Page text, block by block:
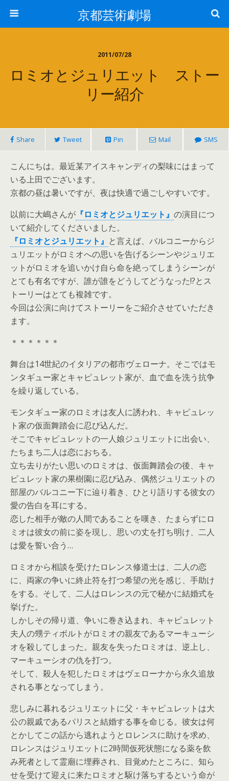
京都芸術劇場
2011/07/28
ロミオとジュリエット ストー
リー紹介
Share Tweet Pin Mail SMS
こんにちは。最近某アイスキャンディの梨味にはまって
いる上田でございます。
京都の昼は暑いですが、夜は快適で過ごしやすいです。
以前に大嶋さんが 『ロミオとジュリエット』 の演目につ
いて紹介してくださいました。
『ロミオとジュリエット』 と言えば、バルコニーからジ
ュリエットがロミオへの思いを告げるシーンやジュリエ
ットがロミオを追いかけ自ら命を絶ってしまうシーンが
とても有名ですが、誰が誰をどうしてどうなった!?とス
トーリーはとても複雑です。
今回は公演に向けてストーリーをご紹介させていただき
ます。
＊＊＊＊＊＊
舞台は14世紀のイタリアの都市ヴェローナ。そこではモ
ンタギュー家とキャピュレット家が、血で血を洗う抗争
を繰り返している。
モンタギュー家のロミオは友人に誘われ、キャピュレッ
ト家の仮面舞踏会に忍び込んだ。
そこでキャピュレットの一人娘ジュリエットに出会い、
たちまち二人は恋におちる。
立ち去りがたい思いのロミオは、仮面舞踏会の後、キャ
ピュレット家の果樹園に忍び込み、偶然ジュリエットの
部屋のバルコニー下に辿り着き、ひとり語りする彼女の
愛の告白を耳にする。
恋した相手が敵の人間であることを嘆き、たまらずにロ
ミオは彼女の前に姿を現し、思いの丈を打ち明け、二人
は愛を誓い合う…
ロミオから相談を受けたロレンス修道士は、二人の恋
に、両家の争いに終止符を打つ希望の光を感じ、手助け
をする。そして、二人はロレンスの元で秘かに結婚式を
挙げた。
しかしその帰り道、争いに巻き込まれ、キャピュレット
夫人の甥ティボルトがロミオの親友であるマーキューシ
オを殺してしまった。親友を失ったロミオは、逆上し、
マーキューシオの仇を打つ。
そして、殺人を犯したロミオはヴェローナから永久追放
される事となってしまう。
悲しみに暮れるジュリエットに父・キャピュレットは大
公の親戚であるパリスと結婚する事を命じる。彼女は何
とかしてこの話から逃れようとロレンスに助けを求め、
ロレンスはジュリエットに2時間仮死状態になる薬を飲
み死者として霊廟に埋葬され、目覚めたところに、知ら
せを受けて迎えに来たロミオと駆け落ちするという命が